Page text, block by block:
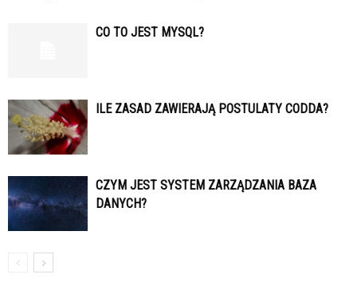
CO TO JEST MYSQL?
ILE ZASAD ZAWIERAJĄ POSTULATY CODDA?
CZYM JEST SYSTEM ZARZĄDZANIA BAZA
DANYCH?